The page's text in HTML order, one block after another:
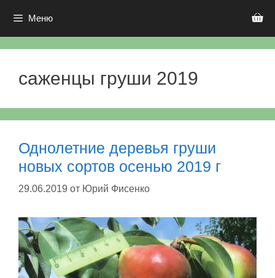
Меню
саженцы груши 2019
Однолетние деревья груши
новых сортов осенью 2019 г
29.06.2019 от Юрий Фисенко